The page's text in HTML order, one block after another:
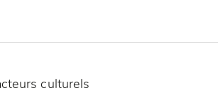
culturels